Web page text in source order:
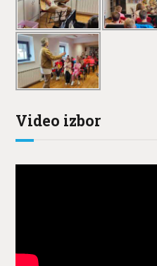
Video izbor